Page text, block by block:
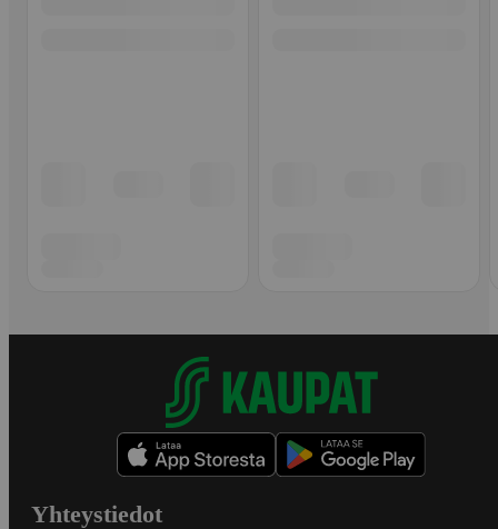
Yhteystiedot